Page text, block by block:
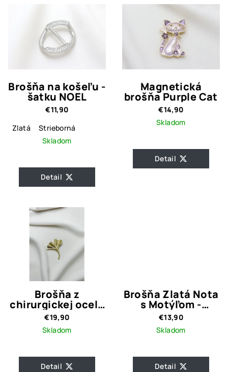
Brošňa na košeľu -
šatku NOEL
€11,90
Zlatá
Strieborná
Skladom
Detail
Magnetická
brošňa Purple Cat
€14,90
Skladom
Detail
Brošňa z
chirurgickej ocele
Ginko
€19,90
Skladom
Detail
Brošňa Zlatá Nota
s Motýľom -
antialergická
€13,90
Skladom
Detail